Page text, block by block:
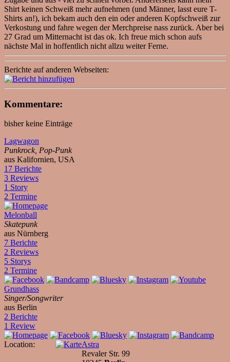
Shirt keinen Schweiß mehr aufnehmen (und Männer, lasst eure T-
Shirts an!), ich bekam auch den ein oder anderen Kopfschweiß zur
Verkostung und fahre wegen der Merchpreise nass zurück. Aber bei
27 Grad um Mitternacht ist das ok. Ich freue mich schon aufs
nächste Mal in hoffentlich nicht allzu weiter Ferne.
Berichte auf anderen Webseiten:
Kommentare:
bisher keine Einträge
Lagwagon
Punkrock, Pop-Punk
aus Kalifornien, USA
17 Berichte
3 Reviews
1 Story
2 Termine
Melonball
Skatepunk
aus Nürnberg
7 Berichte
2 Reviews
5 Storys
2 Termine
Grundhass
Singer/Songwriter
aus Berlin
2 Berichte
1 Review
Location:
Astra
Revaler Str. 99